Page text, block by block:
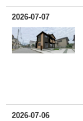
2026-07-07
2026-07-06